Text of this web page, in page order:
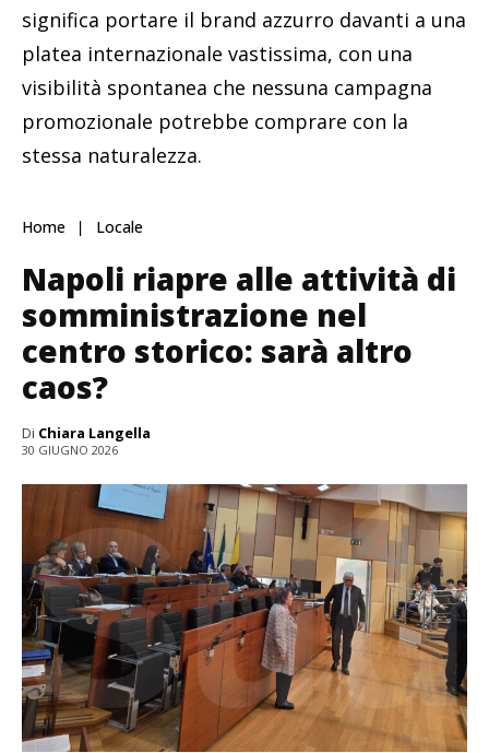
significa portare il brand azzurro davanti a una
platea internazionale vastissima, con una
visibilità spontanea che nessuna campagna
promozionale potrebbe comprare con la
stessa naturalezza.
Home Locale
Napoli riapre alle attività di
somministrazione nel
centro storico: sarà altro
caos?
Di Chiara Langella
30 GIUGNO 2026